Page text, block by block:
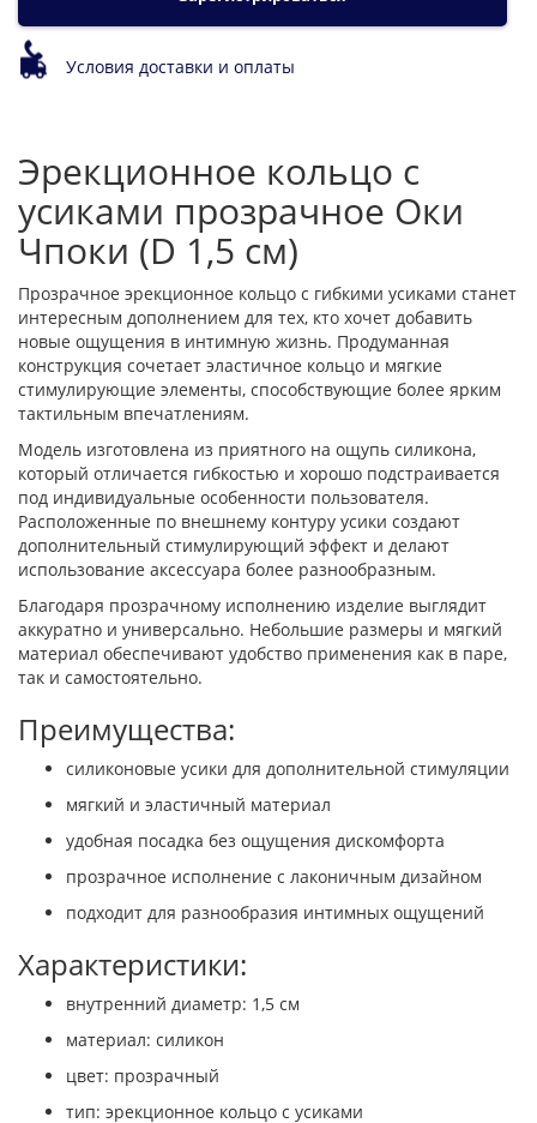
Условия доставки и оплаты
Эрекционное кольцо с
усиками прозрачное Оки
Чпоки (D 1,5 см)
Прозрачное эрекционное кольцо с гибкими усиками станет
интересным дополнением для тех, кто хочет добавить
новые ощущения в интимную жизнь. Продуманная
конструкция сочетает эластичное кольцо и мягкие
стимулирующие элементы, способствующие более ярким
тактильным впечатлениям.
Модель изготовлена из приятного на ощупь силикона,
который отличается гибкостью и хорошо подстраивается
под индивидуальные особенности пользователя.
Расположенные по внешнему контуру усики создают
дополнительный стимулирующий эффект и делают
использование аксессуара более разнообразным.
Благодаря прозрачному исполнению изделие выглядит
аккуратно и универсально. Небольшие размеры и мягкий
материал обеспечивают удобство применения как в паре,
так и самостоятельно.
Преимущества:
силиконовые усики для дополнительной стимуляции
мягкий и эластичный материал
удобная посадка без ощущения дискомфорта
прозрачное исполнение с лаконичным дизайном
подходит для разнообразия интимных ощущений
Характеристики:
внутренний диаметр: 1,5 см
материал: силикон
цвет: прозрачный
тип: эрекционное кольцо с усиками